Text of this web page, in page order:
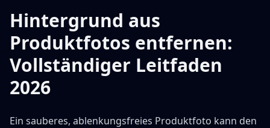
Hintergrund aus
Produktfotos entfernen:
Vollständiger Leitfaden
2026
Ein sauberes, ablenkungsfreies Produktfoto kann den